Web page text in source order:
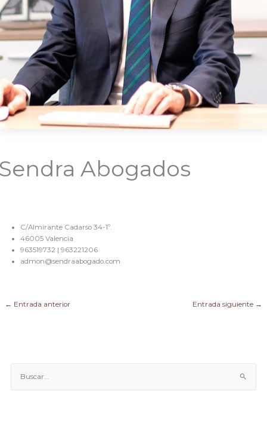
Abogados
C/Almirante Cadarso 34-1º.
46005 Valencia
963519732 | 963221206
admon@sendraabogado.com
← Entrada anterior Entrada siguiente →